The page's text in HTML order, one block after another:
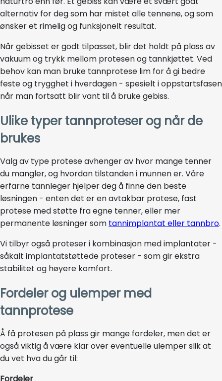
alternativ for deg som har mistet alle tennene, og som
ønsker et rimelig og funksjonelt resultat.
Når gebisset er godt tilpasset, blir det holdt på plass av
vakuum og trykk mellom protesen og tannkjøttet. Ved
behov kan man bruke tannprotese lim for å gi bedre
feste og trygghet i hverdagen - spesielt i oppstartsfasen
når man fortsatt blir vant til å bruke gebiss.
Ulike typer tannproteser og når de
brukes
Valg av type protese avhenger av hvor mange tenner
du mangler, og hvordan tilstanden i munnen er. Våre
erfarne tannleger hjelper deg å finne den beste
løsningen - enten det er en avtakbar protese, fast
protese med støtte fra egne tenner, eller mer
permanente løsninger som tannimplantat eller tannbro.
Vi tilbyr også proteser i kombinasjon med implantater -
såkalt implantatstøttede proteser - som gir ekstra
stabilitet og høyere komfort.
Fordeler og ulemper med
tannprotese
Å få protesen på plass gir mange fordeler, men det er
også viktig å være klar over eventuelle ulemper slik at
du vet hva du går til:
Fordeler